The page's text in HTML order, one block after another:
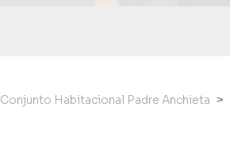
Conjunto Habitacional Padre Anchieta